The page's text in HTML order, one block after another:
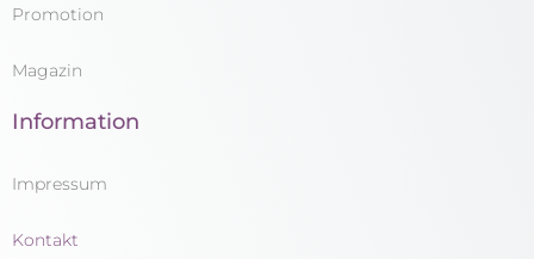
Promotion
Magazin
Information
Impressum
Kontakt